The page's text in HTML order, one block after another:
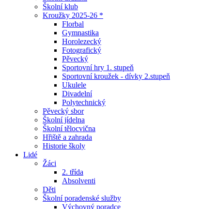
Školní klub
Kroužky 2025-26 *
Florbal
Gymnastika
Horolezecký
Fotografický
Pěvecký
Sportovní hry 1. stupeň
Sportovní kroužek - dívky 2.stupeň
Ukulele
Divadelní
Polytechnický
Pěvecký sbor
Školní jídelna
Školní tělocvična
Hřiště a zahrada
Historie školy
Lidé
Žáci
2. třída
Absolventi
Děti
Školní poradenské služby
Výchovný poradce